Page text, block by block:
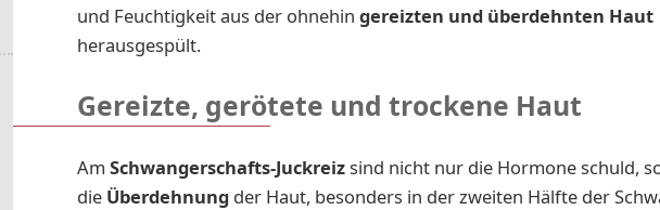
und Feuchtigkeit aus der ohnehin gereizten und überdehnten Haut
herausgespült.
Gereizte, gerötete und trockene Haut
Am Schwangerschafts-Juckreizsind nicht nur die Hormone schuld,
die Überdehnung der Haut, besonders in der zweiten Hälfte der